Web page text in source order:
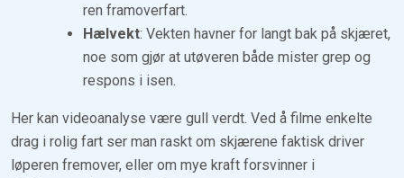
ren framoverfart.
Hælvekt: Vekten havner for langt bak på skjæret,
noe som gjør at utøveren både mister grep og
respons i isen.
Her kan videoanalyse være gull verdt. Ved å filme enkelte
drag i rolig fart ser man raskt om skjærene faktisk driver
løperen fremover, eller om mye kraft forsvinner i